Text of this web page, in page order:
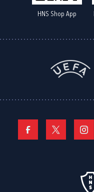
HNS Shop App